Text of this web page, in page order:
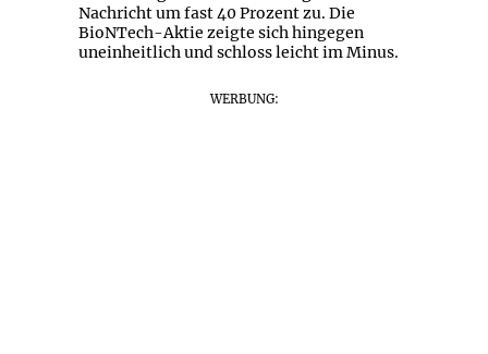
Nachricht um fast 40 Prozent zu. Die
BioNTech-Aktie zeigte sich hingegen
uneinheitlich und schloss leicht im Minus.
WERBUNG: